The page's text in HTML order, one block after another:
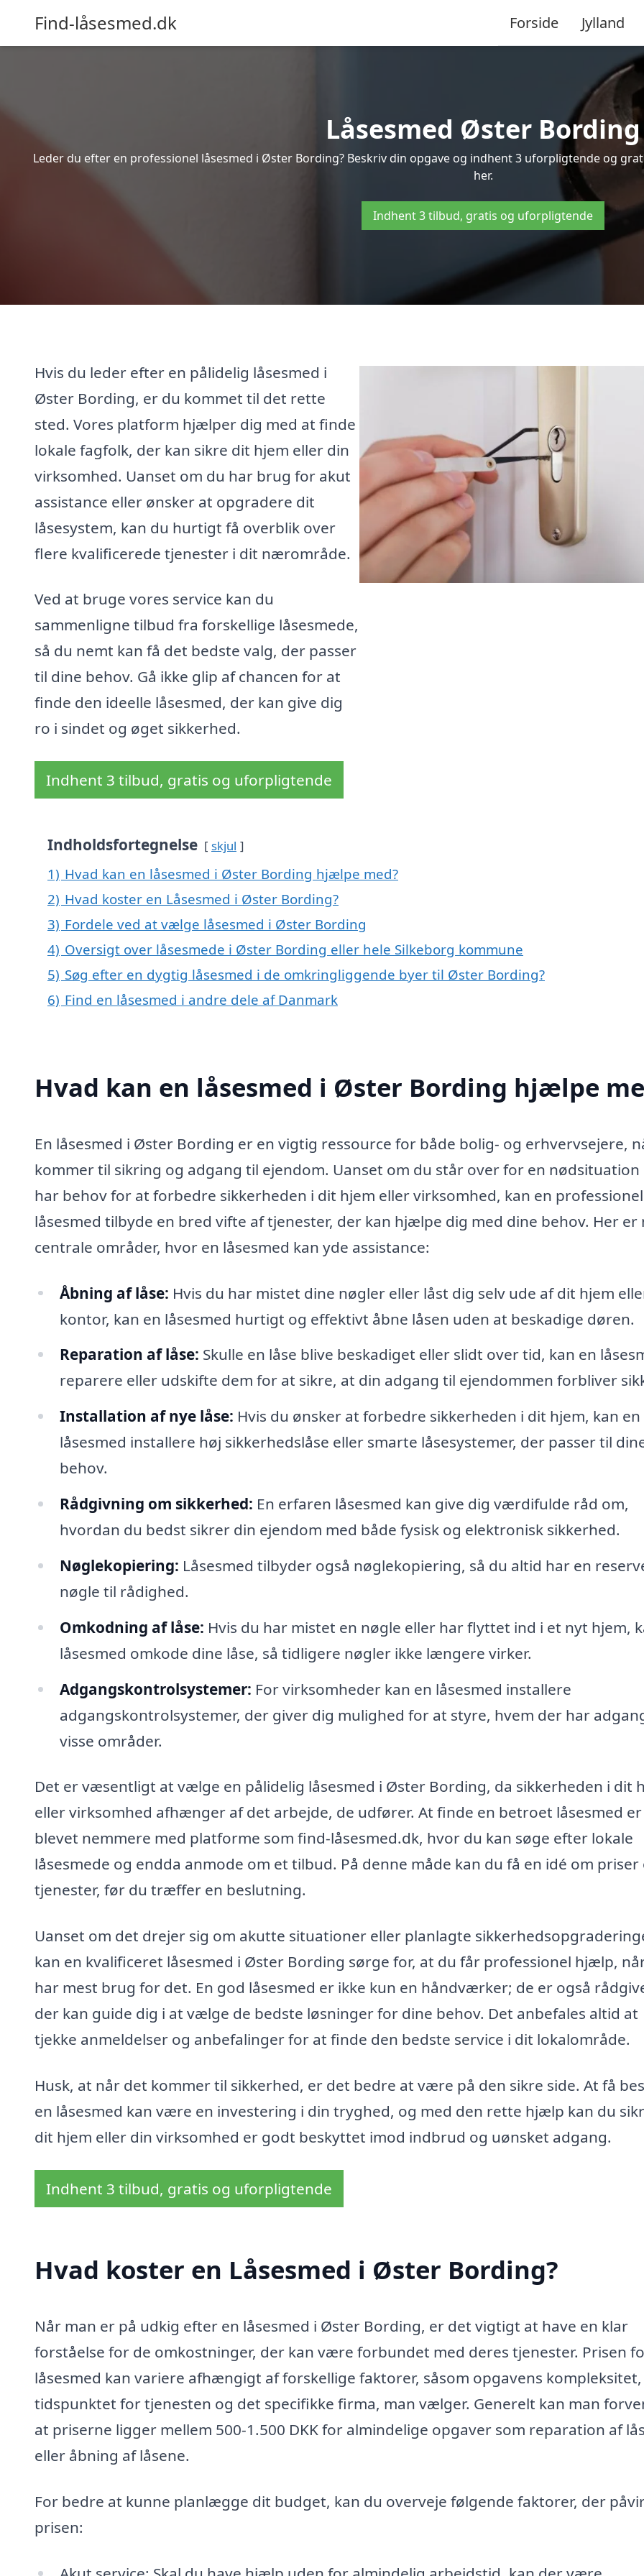
Find-låsesmed.dk Forside Jylland
Låsesmed Øster Bording
Leder du efter en professionel låsesmed i Øster Bording? Beskriv din opgave og indhent 3 uforpligtende og
her.
Indhent 3 tilbud, gratis og uforpligtende
Hvis du leder efter en pålidelig låsesmed i
Øster Bording, er du kommet til det rette
sted. Vores platform hjælper dig med at finde
lokale fagfolk, der kan sikre dit hjem eller din
virksomhed. Uanset om du har brug for akut
assistance eller ønsker at opgradere dit
låsesystem, kan du hurtigt få overblik over
flere kvalificerede tjenester i dit nærområde.
Ved at bruge vores service kan du
sammenligne tilbud fra forskellige låsesmede,
så du nemt kan få det bedste valg, der passer
til dine behov. Gå ikke glip af chancen for at
finde den ideelle låsesmed, der kan give dig
ro i sindet og øget sikkerhed.
Indhent 3 tilbud, gratis og uforpligtende
Indholdsfortegnelse skjul
1) Hvad kan en låsesmed i Øster Bording hjælpe med?
2) Hvad koster en Låsesmed i Øster Bording?
3) Fordele ved at vælge låsesmed i Øster Bording
4) Oversigt over låsesmede i Øster Bording eller hele Silkeborg kommune
5) Søg efter en dygtig låsesmed i de omkringliggende byer til Øster Bording?
6) Find en låsesmed i andre dele af Danmark
Hvad kan en låsesmed i Øster Bording hjælpe
En låsesmed i Øster Bording er en vigtig ressource for både bolig- og erhvervsejere,
kommer til sikring og adgang til ejendom. Uanset om du står over for en nødsituation
har behov for at forbedre sikkerheden i dit hjem eller virksomhed, kan en professionel
låsesmed tilbyde en bred vifte af tjenester, der kan hjælpe dig med dine behov. Her er
centrale områder, hvor en låsesmed kan yde assistance:
Åbning af låse: Hvis du har mistet dine nøgler eller låst dig selv ude af dit hjem
kontor, kan en låsesmed hurtigt og effektivt åbne låsen uden at beskadige døren.
Reparation af låse: Skulle en låse blive beskadiget eller slidt over tid, kan en
reparere eller udskifte dem for at sikre, at din adgang til ejendommen forbliver
Installation af nye låse: Hvis du ønsker at forbedre sikkerheden i dit hjem, kan en
låsesmed installere høj sikkerhedslåse eller smarte låsesystemer, der passer til
behov.
Rådgivning om sikkerhed: En erfaren låsesmed kan give dig værdifulde råd om,
hvordan du bedst sikrer din ejendom med både fysisk og elektronisk sikkerhed.
Nøglekopiering: Låsesmed tilbyder også nøglekopiering, så du altid har en
nøgle til rådighed.
Omkodning af låse: Hvis du har mistet en nøgle eller har flyttet ind i et nyt hjem,
låsesmed omkode dine låse, så tidligere nøgler ikke længere virker.
Adgangskontrolsystemer: For virksomheder kan en låsesmed installere
adgangskontrolsystemer, der giver dig mulighed for at styre, hvem der har
visse områder.
Det er væsentligt at vælge en pålidelig låsesmed i Øster Bording, da sikkerheden i dit
eller virksomhed afhænger af det arbejde, de udfører. At finde en betroet låsesmed er
blevet nemmere med platforme som find-låsesmed.dk, hvor du kan søge efter lokale
låsesmede og endda anmode om et tilbud. På denne måde kan du få en idé om priser
tjenester, før du træffer en beslutning.
Uanset om det drejer sig om akutte situationer eller planlagte
kan en kvalificeret låsesmed i Øster Bording sørge for, at du får professionel hjælp,
har mest brug for det. En god låsesmed er ikke kun en håndværker; de er også
der kan guide dig i at vælge de bedste løsninger for dine behov. Det anbefales altid at
tjekke anmeldelser og anbefalinger for at finde den bedste service i dit lokalområde.
Husk, at når det kommer til sikkerhed, er det bedre at være på den sikre side. At få
en låsesmed kan være en investering i din tryghed, og med den rette hjælp kan du
dit hjem eller din virksomhed er godt beskyttet imod indbrud og uønsket adgang.
Indhent 3 tilbud, gratis og uforpligtende
Hvad koster en Låsesmed i Øster Bording?
Når man er på udkig efter en låsesmed i Øster Bording, er det vigtigt at have en klar
forståelse for de omkostninger, der kan være forbundet med deres tjenester. Prisen
låsesmed kan variere afhængigt af forskellige faktorer, såsom opgavens kompleksitet,
tidspunktet for tjenesten og det specifikke firma, man vælger. Generelt kan man
at priserne ligger mellem 500-1.500 DKK for almindelige opgaver som reparation af
eller åbning af låsene.
For bedre at kunne planlægge dit budget, kan du overveje følgende faktorer, der
prisen: